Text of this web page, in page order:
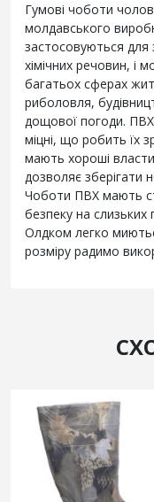
Гумові чоботи
молдавського
застосовуються для
хімічних речовин, і
багатьох сферах
риболовля,
дощової погоди. ПВХ
міцні, що робить їх
мають хороші
дозволяє зберігати
Чоботи ПВХ мають
безпеку на
Олдком легко
розміру радимо